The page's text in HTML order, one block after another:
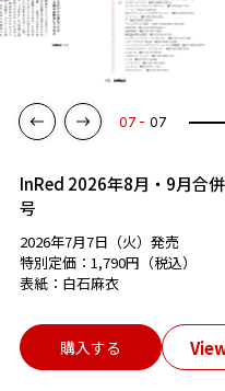
07 07
InRed 2026年8月・9月合併
号
2026年7月7日（火）発売
特別定価：1,790円（税込）
表紙：白石麻衣
購入する